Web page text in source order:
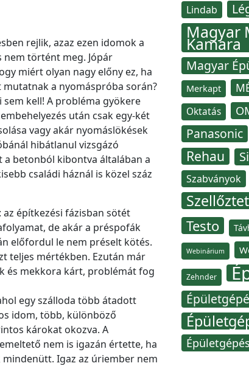
rejlik, azaz ezen idomok a
nem történt meg. Jópár
miért olyan nagy előny ez, ha
a nyomáspróba során?
kell! A probléma gyökere
után csak egy-két
vagy akár nyomáslökések
hibátlanul vizsgázó
betonból kibontva általában a
családi háznál is közel száz
építkezési fázisban sötét
de akár a préspofák
előfordul le nem préselt kötés.
teljes mértékben. Ezután már
és mekkora kárt, problémát fog
egy szálloda több átadott
idom, több, különböző
károkat okozva. A
nem is igazán értette, ha
Igaz az úriember nem
Lindab
Magyar
Kamara
Magyar
Merkapt
Oktatás
Panasonic
Rehau
Szabványok
Testo
Webinárium
Zehnder